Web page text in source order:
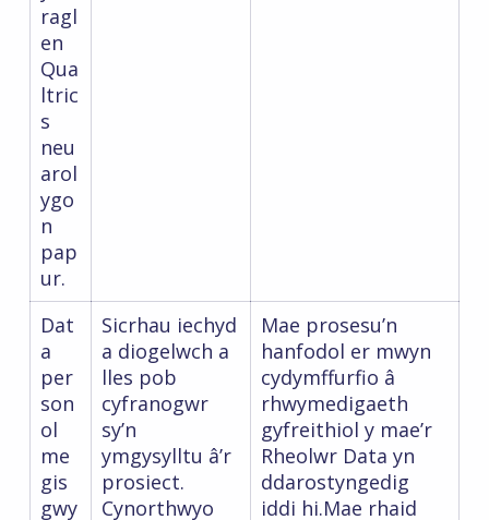
ragl
en
Qua
ltric
s
neu
arol
ygo
n
pap
ur.
Dat
a
per
son
ol
me
gis
gwy
Sicrhau iechyd
a diogelwch a
lles pob
cyfranogwr
sy’n
ymgysylltu â’r
prosiect.
Cynorthwyo
Mae prosesu’n
hanfodol er mwyn
cydymffurfio â
rhwymedigaeth
gyfreithiol y mae’r
Rheolwr Data yn
ddarostyngedig
iddi hi.Mae rhaid